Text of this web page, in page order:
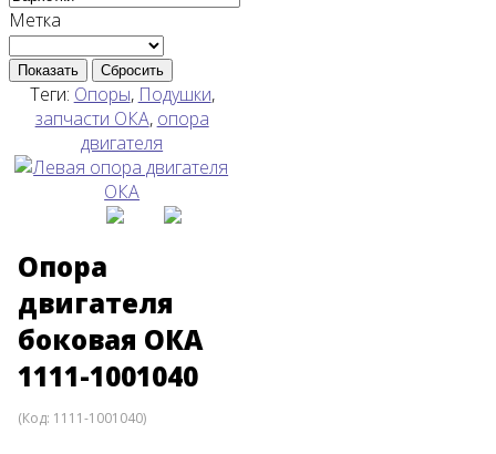
Метка
Показать Сбросить
Теги: Опоры, Подушки,
запчасти ОКА, опора
двигателя
Опора
двигателя
боковая ОКА
1111-1001040
(Код: 1111-1001040)